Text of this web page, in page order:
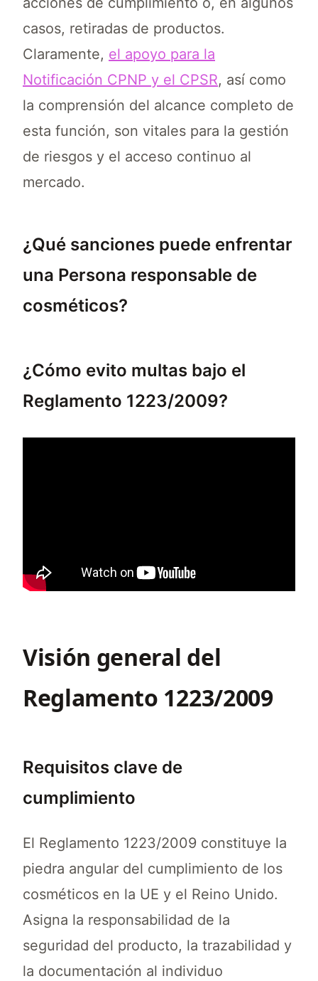
casos, retiradas de productos.
Claramente, el apoyo para la
Notificación CPNP y el CPSR, así como
la comprensión del alcance completo de
esta función, son vitales para la gestión
de riesgos y el acceso continuo al
mercado.
¿Qué sanciones puede enfrentar
una Persona responsable de
cosméticos?
¿Cómo evito multas bajo el
Reglamento 1223/2009?
Visión general del
Reglamento 1223/2009
Requisitos clave de
cumplimiento
El Reglamento 1223/2009 constituye la
piedra angular del cumplimiento de los
cosméticos en la UE y el Reino Unido.
Asigna la responsabilidad de la
seguridad del producto, la trazabilidad y
la documentación al individuo